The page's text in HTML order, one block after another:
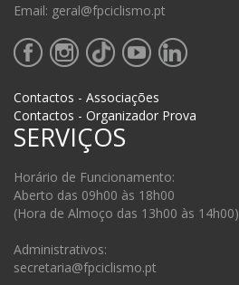
Email: geral@fpciclismo.pt
Contactos - Associações
Contactos - Organizador Prova
SERVIÇOS
Horário de Funcionamento:
Aberto das 09h00 às 18h00
(Hora de Almoço das 13h00 às 14h00)
Administrativos:
secretaria@fpciclismo.pt